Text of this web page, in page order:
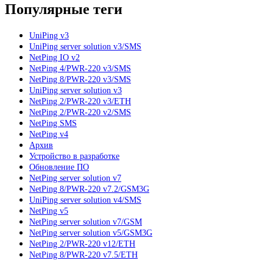
Популярные теги
UniPing v3
UniPing server solution v3/SMS
NetPing IO v2
NetPing 4/PWR-220 v3/SMS
NetPing 8/PWR-220 v3/SMS
UniPing server solution v3
NetPing 2/PWR-220 v3/ETH
NetPing 2/PWR-220 v2/SMS
NetPing SMS
NetPing v4
Архив
Устройство в разработке
Обновление ПО
NetPing server solution v7
NetPing 8/PWR-220 v7.2/GSM3G
UniPing server solution v4/SMS
NetPing v5
NetPing server solution v7/GSM
NetPing server solution v5/GSM3G
NetPing 2/PWR-220 v12/ETH
NetPing 8/PWR-220 v7.5/ETH